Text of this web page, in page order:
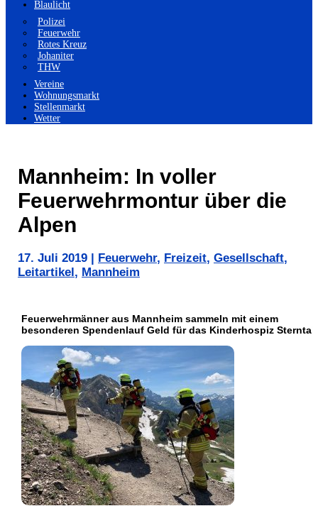
Blaulicht
Polizei
Feuerwehr
Rotes Kreuz
Johaniter
THW
Vereine
Wohnungsmarkt
Stellenmarkt
Wetter
Mannheim: In voller
Feuerwehrmontur über die
Alpen
17. Juli 2019 Feuerwehr, Freizeit, Gesellschaft,
Leitartikel , Mannheim
Feuerwehrmänner aus Mannheim sammeln mit einem
besonderen Spendenlauf Geld für das Kinderhospiz